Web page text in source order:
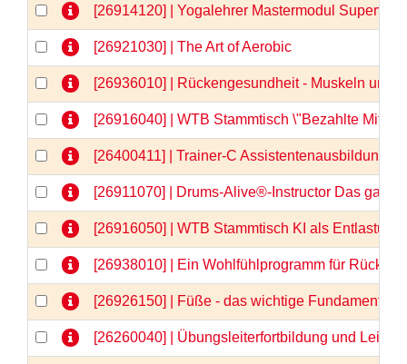
[26914120] | Yogalehrer Mastermodul
[26921030] | The Art of Aerobic
[26936010] | Rückengesundheit - Muskeln und
[26916040] | WTB Stammtisch \"Bezahlte
[26400411] | Trainer-C Assistentenausbildung,
[26911070] | Drums-Alive®-Instructor Das
[26916050] | WTB Stammtisch KI als
[26938010] | Ein Wohlfühlprogramm für Rücken
[26926150] | Füße - das wichtige Fundament -
[26260040] | Übungsleiterfortbildung und